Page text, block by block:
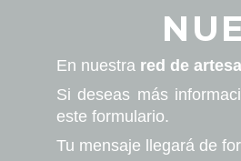
En nuestra red de
Si deseas más
este formulario.
Tu mensaje llegará de